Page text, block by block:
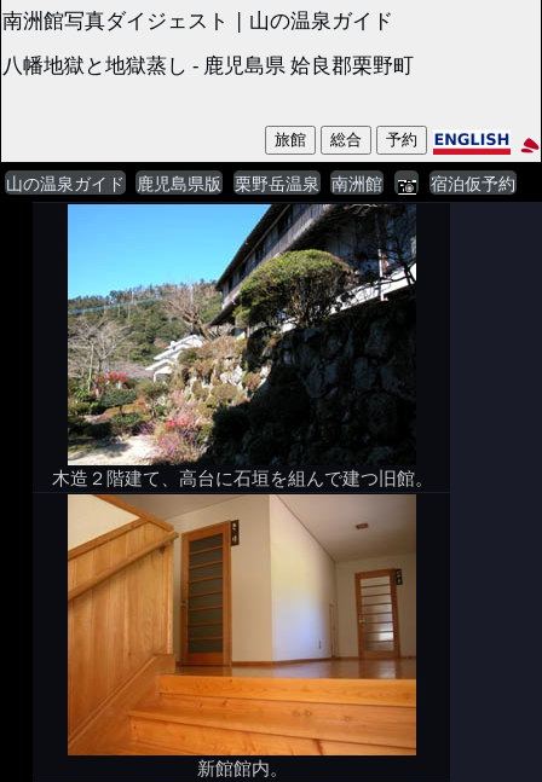
南洲館写真ダイジェスト | 山の温泉ガイド
八幡地獄と地獄蒸し - 鹿児島県 姶良郡栗野町
山の温泉ガイド 鹿児島県版 栗野岳温泉 南洲館 宿泊仮予約
木造２階建て、高台に石垣を組んで建つ旧館。
新館館内。